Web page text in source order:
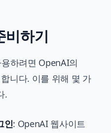
비하기
하려면 OpenAI의
니다. 이를 위해 몇 가
.
인: OpenAI 웹사이트